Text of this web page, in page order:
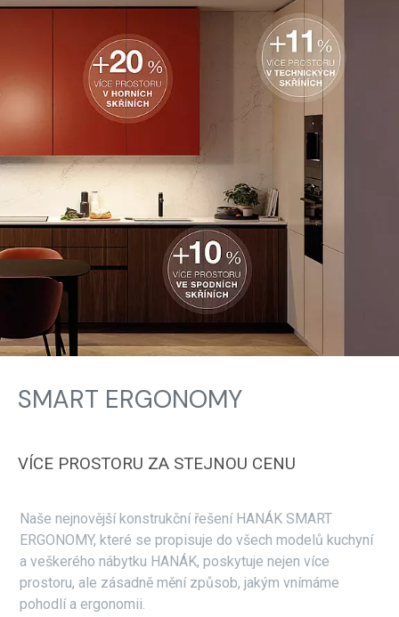
SMART ERGONOMY
VÍCE PROSTORU ZA STEJNOU CENU
Naše nejnovější konstrukční řešení HANÁK SMART
ERGONOMY, které se propisuje do všech modelů kuchyní
a veškerého nábytku HANÁK, poskytuje nejen více
prostoru, ale zásadně mění způsob, jakým vnímáme
pohodlí a ergonomii.